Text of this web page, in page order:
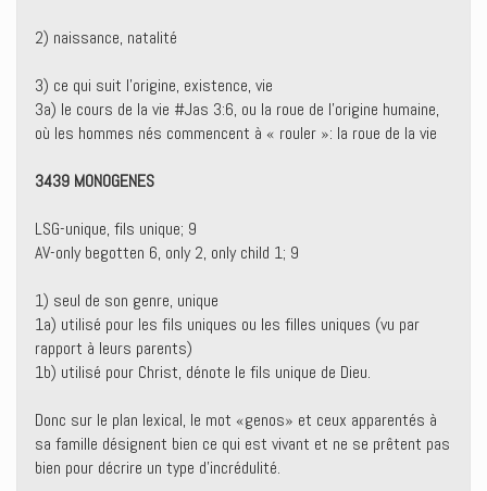
2) naissance, natalité
3) ce qui suit l’origine, existence, vie
3a) le cours de la vie #Jas 3:6, ou la roue de l’origine humaine,
où les hommes nés commencent à « rouler »: la roue de la vie
3439 MONOGENES
LSG-unique, fils unique; 9
AV-only begotten 6, only 2, only child 1; 9
1) seul de son genre, unique
1a) utilisé pour les fils uniques ou les filles uniques (vu par
rapport à leurs parents)
1b) utilisé pour Christ, dénote le fils unique de Dieu.
Donc sur le plan lexical, le mot «genos» et ceux apparentés à
sa famille désignent bien ce qui est vivant et ne se prêtent pas
bien pour décrire un type d’incrédulité.